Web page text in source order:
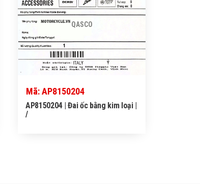
QASCO
Mã: AP8150204
AP8150204 | Đai ốc bằng kim loại |
/